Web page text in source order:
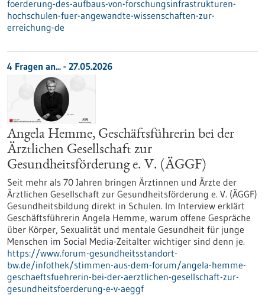
foerderung-des-aufbaus-von-forschungsinfrastrukturen-
hochschulen-fuer-angewandte-wissenschaften-zur-
erreichung-de
4 Fragen an... - 27.05.2026
Angela Hemme, Geschäftsführerin bei der
Ärztlichen Gesellschaft zur
Gesundheitsförderung e. V. (ÄGGF)
Seit mehr als 70 Jahren bringen Ärztinnen und Ärzte der
Ärztlichen Gesellschaft zur Gesundheitsförderung e. V. (ÄGGF)
Gesundheitsbildung direkt in Schulen. Im Interview erklärt
Geschäftsführerin Angela Hemme, warum offene Gespräche
über Körper, Sexualität und mentale Gesundheit für junge
Menschen im Social Media-Zeitalter wichtiger sind denn je.
https://www.forum-gesundheitsstandort-
bw.de/infothek/stimmen-aus-dem-forum/angela-hemme-
geschaeftsfuehrerin-bei-der-aerztlichen-gesellschaft-zur-
gesundheitsfoerderung-e-v-aeggf